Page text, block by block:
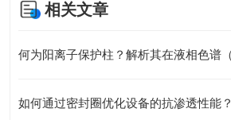
相关文章
如何通过密封圈优化设备的抗渗透性能？